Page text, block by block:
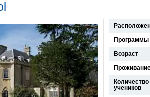
Программы
Возраст
Количество
учеников